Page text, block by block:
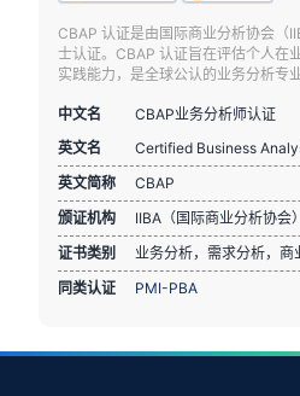
CBAP 认证是由国际商业分析协会（
士认证。CBAP 认证旨在评估个人在
实践能力，是全球公认的业务分析专
中文名
CBAP业务分析师认证
英文名
Certified Business
英文简称
CBAP
颁证机构
IIBA（国际商业分析协会）
证书类别
业务分析，需求分析，商
同类认证
PMI-PBA